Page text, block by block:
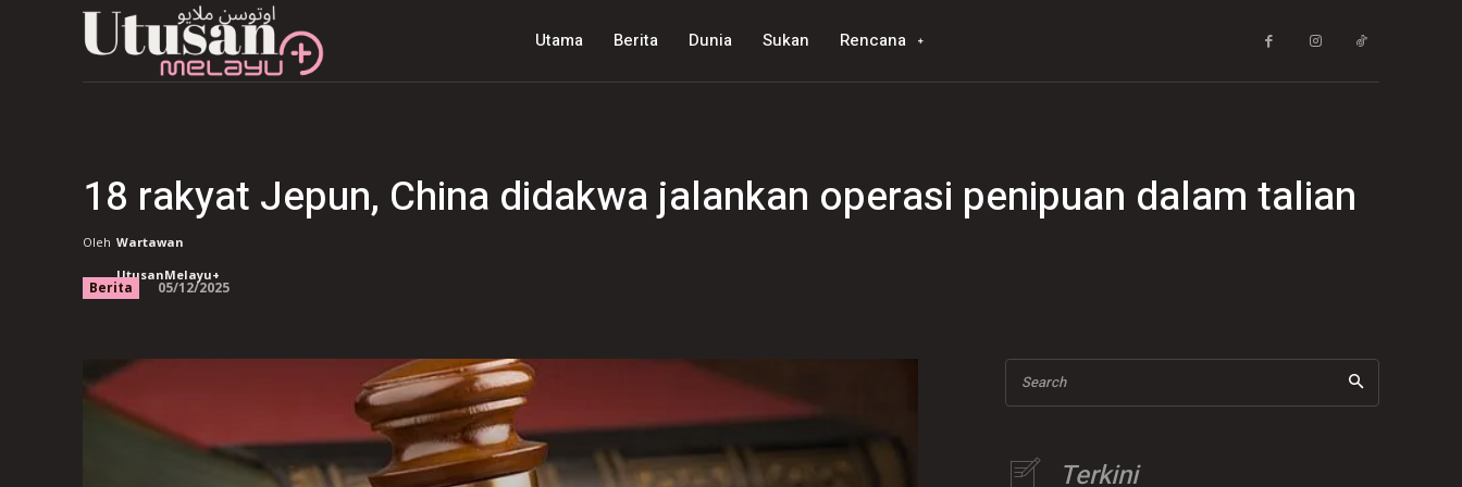
Utama Berita Dunia Sukan Rencana
18 rakyat Jepun, China didakwa jalankan operasi penipuan dalam talian
Oleh Wartawan
UtusanMelayu+
Berita 05/12/2025
Search
Terkini